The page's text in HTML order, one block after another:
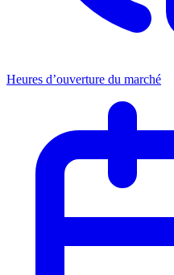
Heures d’ouverture du marché